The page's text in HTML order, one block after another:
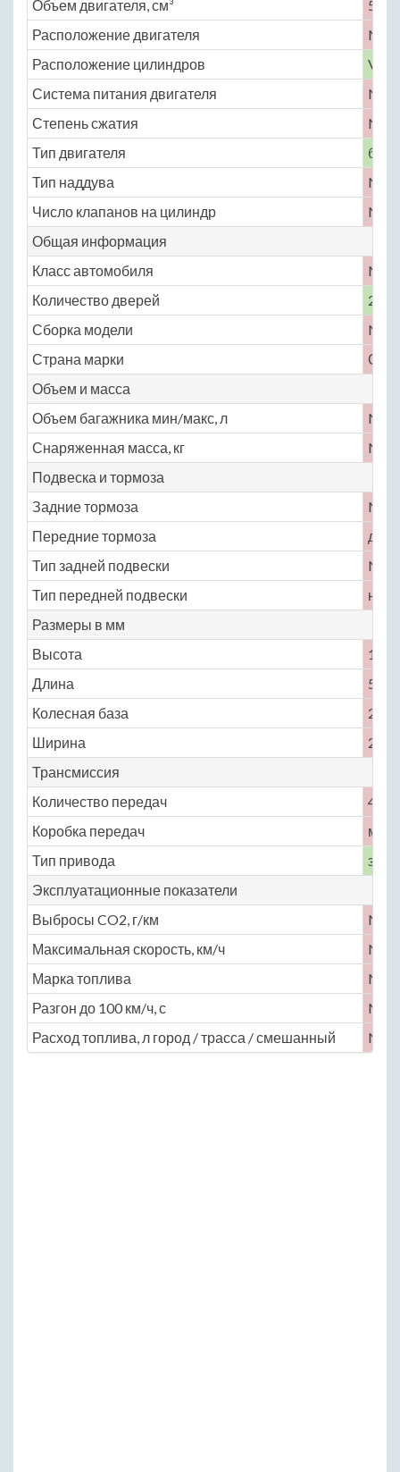
Объем двигателя, см³
5800
Расположение двигателя
No
Расположение цилиндров
V-
Система питания двигателя
No
Степень сжатия
No
Тип двигателя
Тип наддува
No
Число клапанов на цилиндр
No
Общая информация
Класс автомобиля
No
Количество дверей
2
Сборка модели
No
Страна марки
Объем и масса
Объем багажника мин/макс, л
No
Снаряженная масса, кг
No
Подвеска и тормоза
Задние тормоза
No
Передние тормоза
Тип задней подвески
No
Тип передней подвески
Размеры в мм
Высота
1450
Длина
5174
Колесная база
2896
Ширина
2014
Трансмиссия
Количество передач
4
Коробка передач
Тип привода
Эксплуатационные показатели
Выбросы CO2, г/км
No
Максимальная скорость, км/ч
No
Марка топлива
No
Разгон до 100 км/ч, с
No
Расход топлива, л город / трасса / смешанный
No